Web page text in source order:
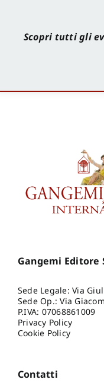
Scopri tutti gli
Gangemi Editore
Sede Legale: Via
Sede Op.: Via
P.IVA: 07068861009
Privacy Policy
Cookie Policy
Contatti